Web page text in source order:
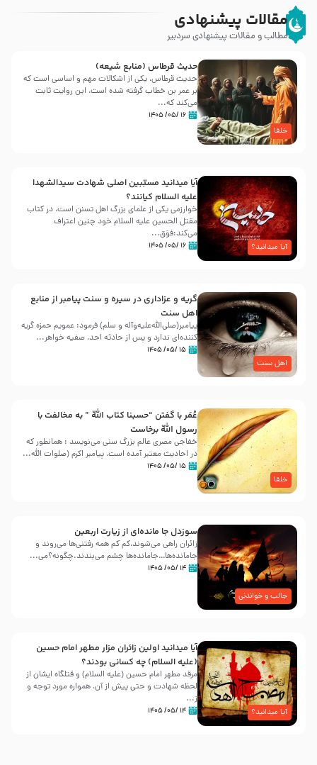
مقالات پیشنهادی
مطالب و مقالات پیشنهادی سردبیر
خلفا
حدیث قرطاس (منابع شیعه)
حدیث قرطاس، یکی از اشکالات مهم و اساسی است که
بر عمر بن خطاب گرفته شده است، این روایت ثابت
می‌کند که...
۱۶ /۰۵/ ۱۴۰۵
آیا میدانید؟
آیا میدانید مسبّبین اصلی شهادت سیدالشهدا
علیه ‌السلام کیانند؟
خوارزمی یکی از علمای بزرگ اهل تسنن است، در کتاب
مقتل الحسین علیه ‌السلام خود چنین اعتراف
می‌کند:فوَق...
۱۶ /۰۵/ ۱۴۰۵
اهل سنت
گریه و عزاداری در سیره و سنت پیامبر از منابع
اهل سنت
پیامبر(صلی‌الله‌علیه‌وآله و سلم) فرمود: عمویم حمزه گریه
کننده‌ای ندارد و پس از حادثه احد، صفیه خواهر...
۱۵ /۰۵/ ۱۴۰۵
خلفا
عُمَر با گفتن “حسبنا كتاب اللّه ” به مخالفت با
رسول اللّه برخاست
خفاجی مصری عالم بزرگ سنی می‌نویسد : همانطور که
در احادیث معتبر آمده است، پیامبر اکرم (صلوات اللّه...
۱۵ /۰۵/ ۱۴۰۵
جالب و خواندنی
سوزدل جا مانده‌ای از زیارت اربعین
زائران راهی می‌شوند،کم‌ کم همه رفتنی‌ها می‌روند و
جامانده‌ها…جامانده‌ها چشم می‌بندند.چگونه؟می‌...
۱۴ /۰۵/ ۱۴۰۵
آیا میدانید؟
آیا میدانید اولین زائران مزار مطهر امام حسین
(علیه السلام) چه کسانی بودند؟
مرقد مطهر امام حسین (علیه السلام) و قتلگاه ایشان از
لحظه شهادت و حتی پیش از آن، همواره مورد توجه و
ز...
۱۴ /۰۵/ ۱۴۰۵